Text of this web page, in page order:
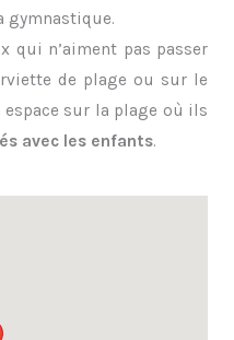
gymnastique.
qui n’aiment pas passer
de plage ou sur le
sur la plage où ils
avec les enfants.